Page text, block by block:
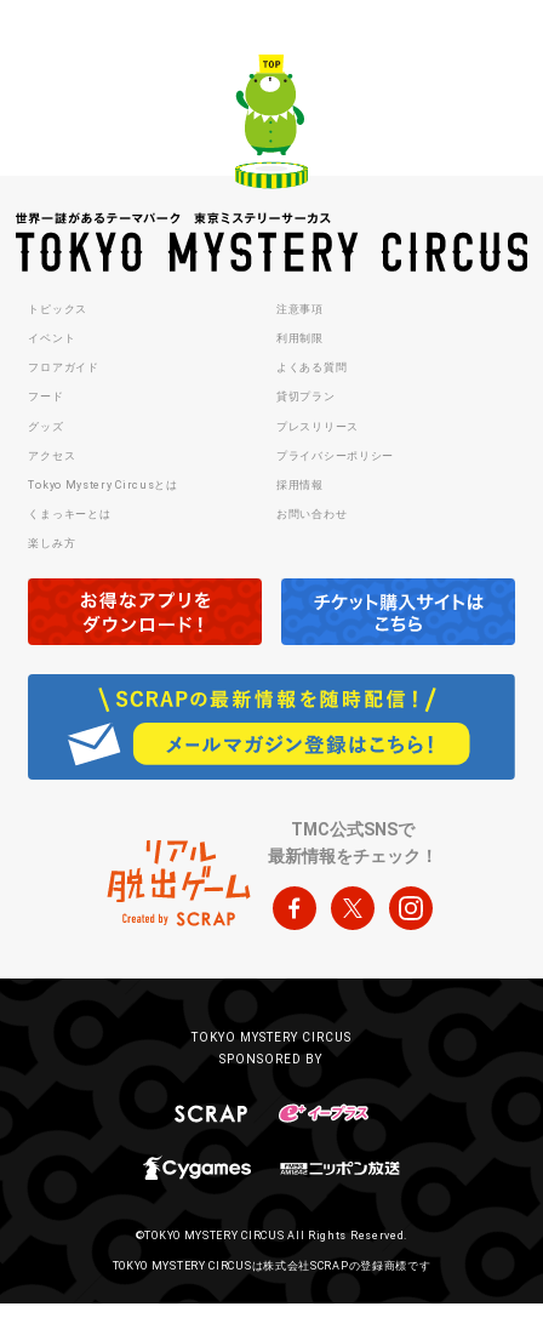
トピックス
イベント
フロアガイド
フード
グッズ
アクセス
Tokyo Mystery Circusとは
くまっキーとは
楽しみ方
注意事項
利用制限
よくある質問
貸切プラン
プレスリリース
プライバシーポリシー
採用情報
お問い合わせ
TMC公式SNSで
最新情報をチェック！
TOKYO MYSTERY CIRCUS
SPONSORED BY
©TOKYO MYSTERY CIRCUS All Rights Reserved.
TOKYO MYSTERY CIRCUSは株式会社SCRAPの登録商標です